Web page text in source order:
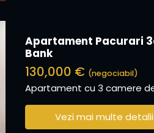
Apartament Pacurari
Bank
130,000 € (negociabil)
Apartament cu 3 camere
Vezi mai multe detalii